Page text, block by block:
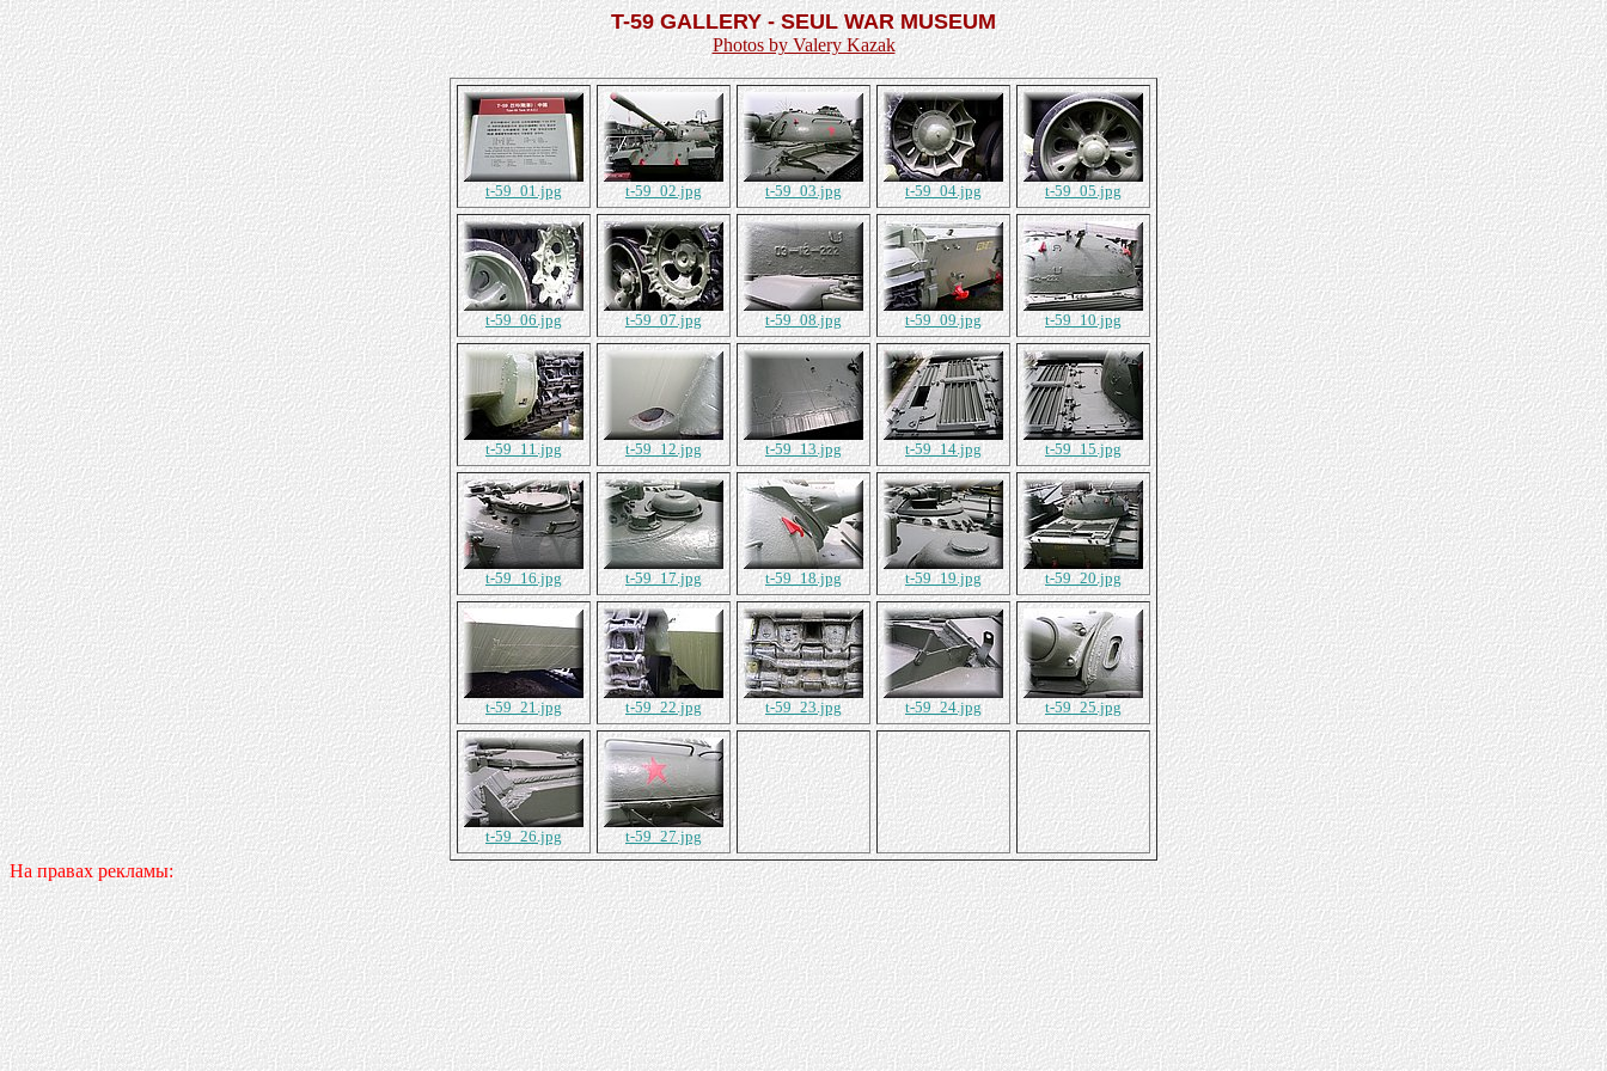
T-59 GALLERY - SEUL WAR MUSEUM
Photos by Valery Kazak
t-59_01.jpg t-59_02.jpg t-59_03.jpg t-59_04.jpg t-59_05.jpg
t-59_06.jpg t-59_07.jpg t-59_08.jpg t-59_09.jpg t-59_10.jpg
t-59_11.jpg t-59_12.jpg t-59_13.jpg t-59_14.jpg t-59_15.jpg
t-59_16.jpg t-59_17.jpg t-59_18.jpg t-59_19.jpg t-59_20.jpg
t-59_21.jpg t-59_22.jpg t-59_23.jpg t-59_24.jpg t-59_25.jpg
t-59_26.jpg t-59_27.jpg
На правах рекламы: